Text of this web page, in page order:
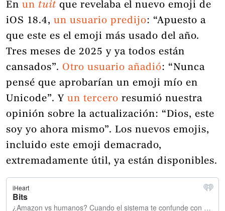
En un tuit que revelaba el nuevo emoji de
iOS 18.4, un usuario predijo: “Apuesto a
que este es el emoji más usado del año.
Tres meses de 2025 y ya todos están
cansados”. Otro usuario añadió: “Nunca
pensé que aprobarían un emoji mío en
Unicode”. Y un tercero resumió nuestra
opinión sobre la actualización: “Dios, este
soy yo ahora mismo”. Los nuevos emojis,
incluido este emoji demacrado,
extremadamente útil, ya están disponibles.